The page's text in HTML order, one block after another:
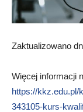
Zaktualizowano
Więcej informacji
https://kkz.edu.pl/
343105-kurs-